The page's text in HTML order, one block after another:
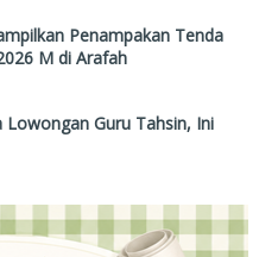
Penampakan Tenda
M di Arafah
Lowongan Guru Tahsin, Ini